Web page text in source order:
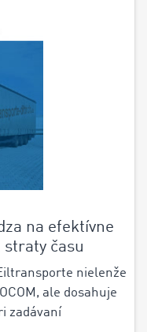
na efektívne
straty času
nielenže
ale dosahuje
zadávaní